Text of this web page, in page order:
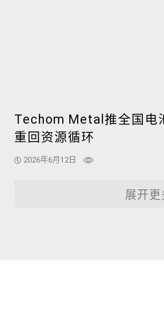
Techom Metal推全国电
重回资源循环
2026年6月12日
展开更